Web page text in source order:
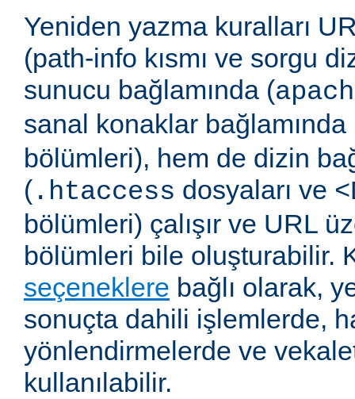
Yeniden yazma kuralları
(path-info kısmı ve sorgu
sunucu bağlamında (
sanal konaklar bağlamında
bölümleri), hem de dizin
( .htaccess dosyaları ve
bölümleri) çalışır ve URL
bölümleri bile oluşturabilir.
seçeneklere bağlı olarak,
sonuçta dahili işlemlerde,
yönlendirmelerde ve
kullanılabilir.